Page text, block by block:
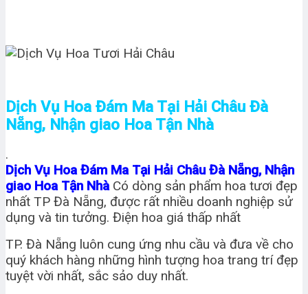
Dịch Vụ Hoa Đám Ma Tại Hải Châu Đà
Nẵng, Nhận giao Hoa Tận Nhà
.
Dịch Vụ Hoa Đám Ma Tại Hải Châu Đà Nẵng, Nhận
giao Hoa Tận Nhà Có dòng sản phẩm hoa tươi đẹp
nhất TP Đà Nẵng, được rất nhiều doanh nghiệp sử
dụng và tin tưởng. Điện hoa giá thấp nhất
TP. Đà Nẵng luôn cung ứng nhu cầu và đưa về cho
quý khách hàng những hình tượng hoa trang trí đẹp
tuyệt vời nhất, sắc sảo duy nhất.